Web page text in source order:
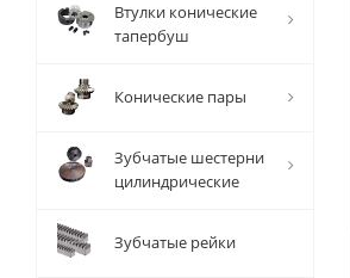
Втулки конические
тапербуш
Конические пары
Зубчатые шестерни
цилиндрические
Зубчатые рейки